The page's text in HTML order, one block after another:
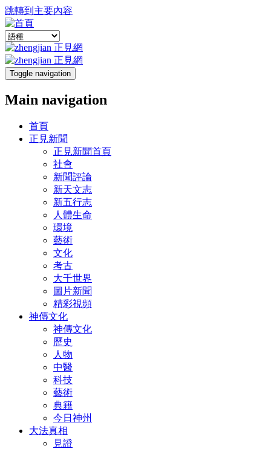
跳轉到主要內容
Toggle navigation
Main navigation
首頁
正見新聞
正見新聞首頁
社會
新聞評論
新天文志
新五行志
人體生命
環境
藝術
文化
考古
大千世界
圖片新聞
精彩視頻
神傳文化
神傳文化
歷史
人物
中醫
科技
藝術
典籍
今日神州
大法真相
見證